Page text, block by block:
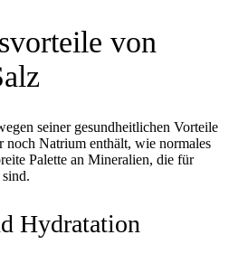
von
seiner gesundheitlichen Vorteile
noch Natrium enthält, wie normales
Palette an Mineralien, die für
Hydratation